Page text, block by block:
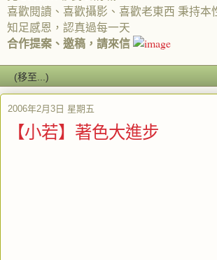
喜歡閱讀、喜歡攝影、喜歡老東西 秉持本
知足感恩，認真過每一天
合作提案、邀稿，請來信
2006年2月3日 星期五
【小若】著色大進步